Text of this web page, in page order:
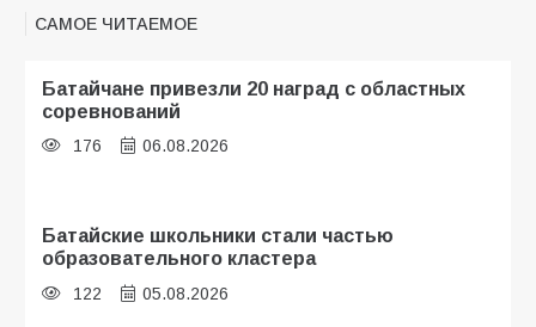
САМОЕ ЧИТАЕМОЕ
Батайчане привезли 20 наград с областных
соревнований
176 06.08.2026
Батайские школьники стали частью
образовательного кластера
122 05.08.2026